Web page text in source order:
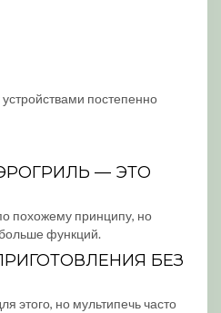
постепенно
— ЭТО
похожему принципу, но
функций.
БЕЗ
этого, но мультипечь часто